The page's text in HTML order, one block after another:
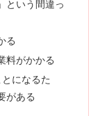
という間違っ
る
料がかかる
になるた
がある